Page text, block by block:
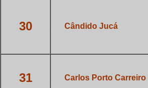
30 Cândido Jucá
31 Carlos Porto Carreiro